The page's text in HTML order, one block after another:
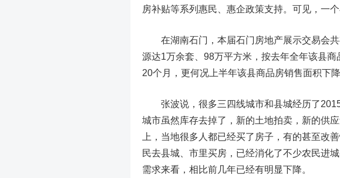
房补贴等系列惠民、惠企政策支持。可见，一
在湖南石门，本届石门房地产展示交易会共
源达1万余套、98万平方米 ，按去年全年该县
20个月，更何况上半年该县商品房销售面积下
张波说，很多三四线城市和县城经历了
城市虽然库存去掉了，新的土地拍卖，新的供
上，当地很多人都已经买了房子，有的甚至改
民去县城、市里买房，已经消化了不少农民进
需求来看，相比前几年已经有明显下降。